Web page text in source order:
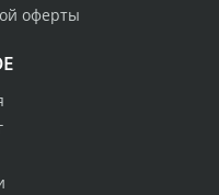
оферты